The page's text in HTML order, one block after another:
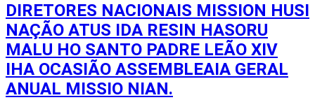
DIRETORES NACIONAIS MISSION HUSI
NAÇÃO ATUS IDA RESIN HASORU
MALU HO SANTO PADRE LEÃO XIV
IHA OCASIÃO ASSEMBLEAIA GERAL
ANUAL MISSIO NIAN.